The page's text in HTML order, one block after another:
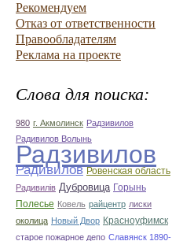
Рекомендуем
Отказ от ответственности
Правообладателям
Реклама на проекте
Слова для поиска:
980 г. Акмолинск Радзивилов
Радивилов Волынь
Радзивилов
Радивилов Ровенская область
Радивилiв Дубровица Горынь
Полесье Ковель райцентр лиски
околица Новый Двор Красноуфимск
старое пожарное депо Славянск 1890-